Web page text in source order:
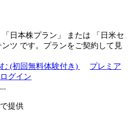
日本株プラン 」 または 「 日米セ
ンツ です。プランをご契約して見
(初回無料体験付き)
プレミア
グイン
提供